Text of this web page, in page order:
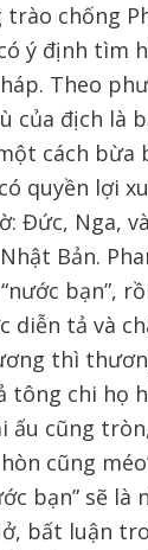
chống
ý định tìm
Theo
của địch là
cách bừa
quyền lợi
Đức, Nga,
Bản.
bạn”,
diễn tả và
thì
chi họ
ấu cũng
cũng
bạn” sẽ là
bất luận